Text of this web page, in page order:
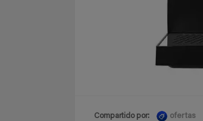
Compartido por: ofertas